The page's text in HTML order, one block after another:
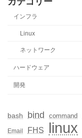
インフラ
Linux
ネットワーク
ハードウェア
開発
bash bind command
Email FHS linux